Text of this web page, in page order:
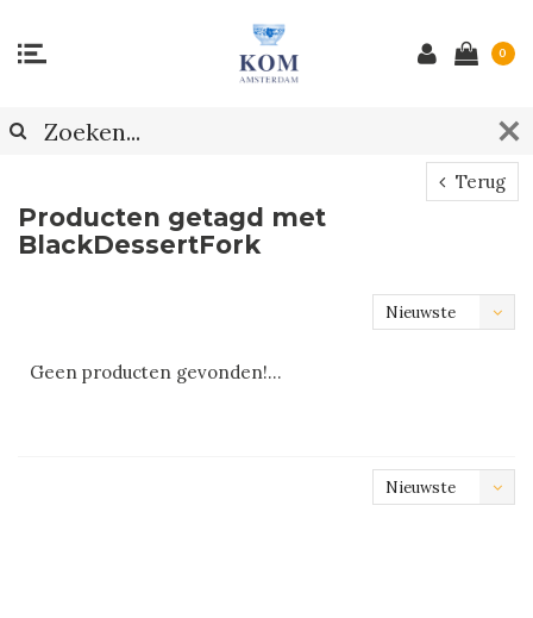
0
Terug
Producten getagd met
BlackDessertFork
Nieuwste
Geen producten gevonden!...
Nieuwste